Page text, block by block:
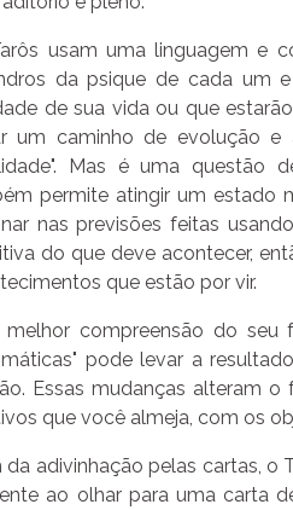
usam uma linguagem e
da psique de cada um
de sua vida ou que
um caminho de evolução e
Mas é uma questão
permite atingir um estado
nas previsões feitas
do que deve acontecer,
que estão por vir.
melhor compreensão do seu
pode levar a
Essas mudanças alteram
que você almeja, com os
da adivinhação pelas cartas, o
ao olhar para uma carta